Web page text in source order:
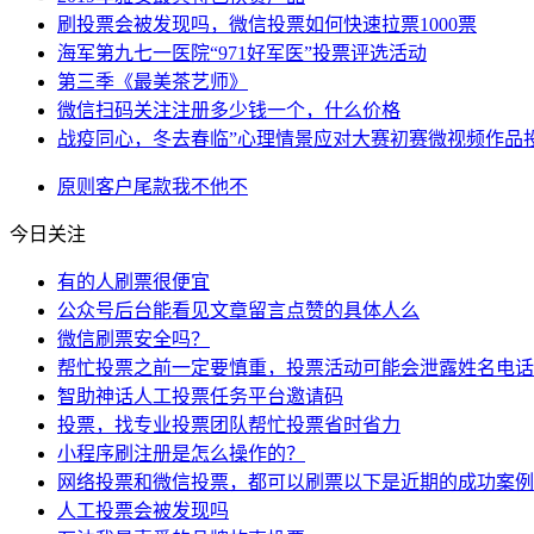
刷投票会被发现吗，微信投票如何快速拉票1000票
海军第九七一医院“971好军医”投票评选活动
第三季《最美茶艺师》
微信扫码关注注册多少钱一个，什么价格
战疫同心，冬去春临”心理情景应对大赛初赛微视频作品
原则 客户尾款我不他不
今日关注
有的人刷票很便宜
公众号后台能看见文章留言点赞的具体人么
微信刷票安全吗？
帮忙投票之前一定要慎重，投票活动可能会泄露姓名电
智助神话人工投票任务平台邀请码
投票，找专业投票团队帮忙投票省时省力
小程序刷注册是怎么操作的？
网络投票和微信投票，都可以刷票以下是近期的成功案例
人工投票会被发现吗